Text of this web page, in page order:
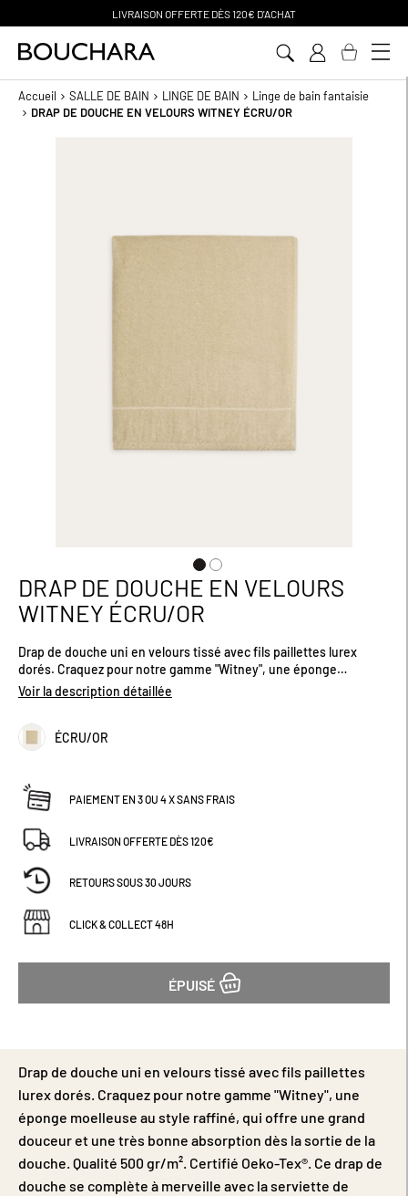
ÈS 120€ D'ACHAT
Accueil SALLE DE BAIN LINGE DE BAIN
Linge de bain fantaisie
DRAP DE DOUCHE EN VELOURS WITNEY ÉCRU/OR
Passer
au
début
la
Galerie
d’images
DRAP DE DOUCHE EN VELOURS
WITNEY ÉCRU/OR
Drap de douche uni en velours tissé avec fils paillettes lurex
dorés. Craquez pour notre gamme "Witney", une éponge
moelleuse au style raffiné, qui offre une grand douceur et une
très bonne absorption dès la sortie de la douche. Qualité 500
gr/m². Certifié Oeko-Tex®. Ce drap de douche se complète à
merveille avec la serviette de toilette coordonnée, réf.
I0110WITN050. Dimensions (cm) : H140 x L70
Voir la description détaillée
ÉCRU/OR
PAIEMENT EN 3 OU 4 X SANS FRAIS
LIVRAISON OFFERTE DÈS 120€
RETOURS SOUS 30 JOURS
CLICK & COLLECT 48H
ÉPUISÉ
Drap de douche uni en velours tissé avec fils paillettes
lurex dorés. Craquez pour notre gamme "Witney", une
éponge moelleuse au style raffiné, qui offre une grand
douceur et une très bonne absorption dès la sortie de la
douche. Qualité 500 gr/m². Certifié Oeko-Tex®. Ce drap de
douche se complète à merveille avec la serviette de